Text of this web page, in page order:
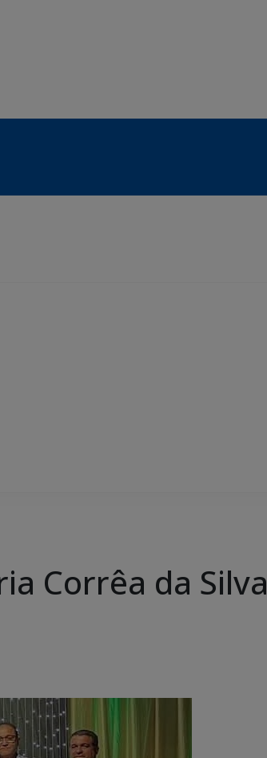
Corrêa da Silva